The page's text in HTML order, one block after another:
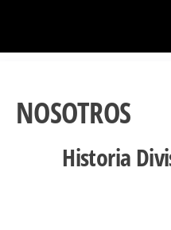
NOSOTROS
Historia